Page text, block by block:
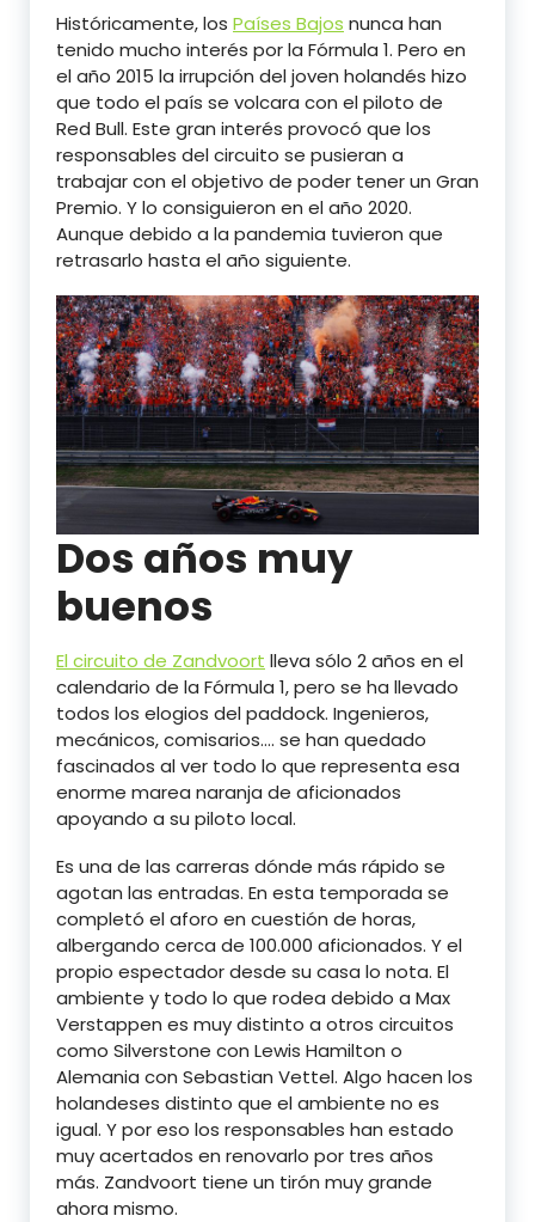
Históricamente, los Países Bajos nunca han
tenido mucho interés por la Fórmula 1. Pero en
el año 2015 la irrupción del joven holandés hizo
que todo el país se volcara con el piloto de
Red Bull. Este gran interés provocó que los
responsables del circuito se pusieran a
trabajar con el objetivo de poder tener un Gran
Premio. Y lo consiguieron en el año 2020.
Aunque debido a la pandemia tuvieron que
retrasarlo hasta el año siguiente.
Dos años muy
buenos
El circuito de Zandvoort lleva sólo 2 años en el
calendario de la Fórmula 1, pero se ha llevado
todos los elogios del paddock. Ingenieros,
mecánicos, comisarios…. se han quedado
fascinados al ver todo lo que representa esa
enorme marea naranja de aficionados
apoyando a su piloto local.
Es una de las carreras dónde más rápido se
agotan las entradas. En esta temporada se
completó el aforo en cuestión de horas,
albergando cerca de 100.000 aficionados. Y el
propio espectador desde su casa lo nota. El
ambiente y todo lo que rodea debido a Max
Verstappen es muy distinto a otros circuitos
como Silverstone con Lewis Hamilton o
Alemania con Sebastian Vettel. Algo hacen los
holandeses distinto que el ambiente no es
igual. Y por eso los responsables han estado
muy acertados en renovarlo por tres años
más. Zandvoort tiene un tirón muy grande
ahora mismo.